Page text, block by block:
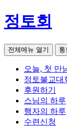
정토회
전체메뉴 열기 통
오늘, 첫 만
정토불교대
후원하기
스님의 하루
행자의 하루
수련신청